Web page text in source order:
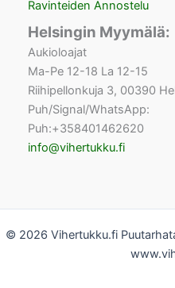
Ravinteiden Annostelu
Helsingin Myymälä:
Aukioloajat
Ma-Pe 12-18 La 12-15
Riihipellonkuja 3, 00390
Puh/Signal/WhatsApp:
Puh:+358401462620
info@vihertukku.fi
© 2026 Vihertukku.fi